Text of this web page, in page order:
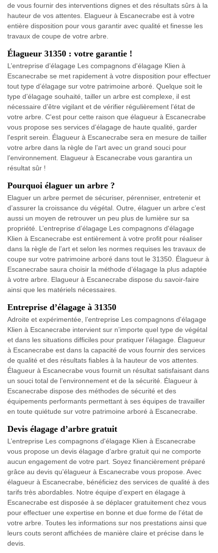
de vous fournir des interventions dignes et des résultats sûrs à la
hauteur de vos attentes. Elagueur à Escanecrabe est à votre
entière disposition pour vous garantir avec qualité et finesse les
travaux de coupe de votre arbre.
Élagueur 31350 : votre garantie !
L’entreprise d’élagage Les compagnons d'élagage Klien à
Escanecrabe se met rapidement à votre disposition pour effectuer
tout type d’élagage sur votre patrimoine arboré. Quelque soit le
type d’élagage souhaité, tailler un arbre est complexe, il est
nécessaire d’être vigilant et de vérifier régulièrement l’état de
votre arbre. C'est pour cette raison que élagueur à Escanecrabe
vous propose ses services d’élagage de haute qualité, garder
l'esprit serein. Élagueur à Escanecrabe sera en mesure de tailler
votre arbre dans la règle de l’art avec un grand souci pour
l’environnement. Elagueur à Escanecrabe vous garantira un
résultat sûr !
Pourquoi élaguer un arbre ?
Elaguer un arbre permet de sécuriser, pérenniser, entretenir et
d’assurer la croissance du végétal. Outre, élaguer un arbre c’est
aussi un moyen de retrouver un peu plus de lumière sur sa
propriété. L’entreprise d’élagage Les compagnons d'élagage
Klien à Escanecrabe est entièrement à votre profit pour réaliser
dans la règle de l’art et selon les normes requises les travaux de
coupe sur votre patrimoine arboré dans tout le 31350. Élagueur à
Escanecrabe saura choisir la méthode d’élagage la plus adaptée
à votre arbre. Elagueur à Escanecrabe dispose du savoir-faire
ainsi que les matériels nécessaires.
Entreprise d’élagage à 31350
Adroite et expérimentée, l’entreprise Les compagnons d'élagage
Klien à Escanecrabe intervient sur n’importe quel type de végétal
et dans les situations difficiles pour pratiquer l’élagage. Élagueur
à Escanecrabe est dans la capacité de vous fournir des services
de qualité et des résultats fiables à la hauteur de vos attentes.
Élagueur à Escanecrabe vous fournit un résultat satisfaisant dans
un souci total de l’environnement et de la sécurité. Élagueur à
Escanecrabe dispose des méthodes de sécurité et des
équipements performants permettant à ses équipes de travailler
en toute quiétude sur votre patrimoine arboré à Escanecrabe.
Devis élagage d’arbre gratuit
L’entreprise Les compagnons d'élagage Klien à Escanecrabe
vous propose un devis élagage d’arbre gratuit qui ne comporte
aucun engagement de votre part. Soyez financièrement préparé
grâce au devis qu’élagueur à Escanecrabe vous propose. Avec
élagueur à Escanecrabe, bénéficiez des services de qualité à des
tarifs très abordables. Notre équipe d’expert en élagage à
Escanecrabe est disposée à se déplacer gratuitement chez vous
pour effectuer une expertise en bonne et due forme de l’état de
votre arbre. Toutes les informations sur nos prestations ainsi que
leurs couts seront affichées de manière claire et précise dans le
devis.